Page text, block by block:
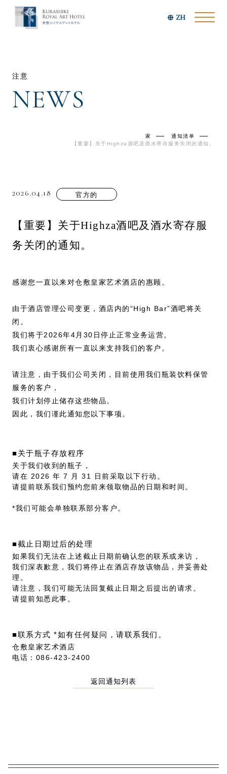
ZH
注意
NEWS
家
通知清单
【重要】关于Highza酒吧及酒水寄存服务关闭的通知。
2026.04.18 官方的
【重要】关于Highza酒吧及酒水寄存服
务关闭的通知。
感谢您一直以来对仓敷皇家艺术酒店的惠顾。
由于酒店管理公司变更，酒店内的“High Bar”酒吧将关
闭。
我们将于2026年4月30日停止正常业务运营。
我们衷心感谢所有一直以来支持我们的客户。
请注意，由于我们公司关闭，目前使用我们瓶装饮料保管
服务的客户，
我们计划停止储存这些物品。
因此，我们谨此通知您以下事项。
■关于瓶子存放程序
关于我们收到的瓶子，
请在 2026 年 7 月 31 日前采取以下行动。
请提前联系我们预约您前来领取物品的日期和时间。
*我们可能会单独联系部分客户。
■截止日期过后的处理
如果我们无法在上述截止日期前确认您的联系或来访，
我们深表歉意，我们将停止在酒店存放该物品，并妥善处
理。
请注意，我们可能无法回复截止日期之后提出的请求。
请提前知悉此事。
■联系方式 *如有任何疑问，请联系我们。
仓敷皇家艺术酒店
电话：086-423-2400
返回通知列表